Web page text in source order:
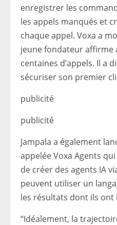
enregistrer les
les appels manqués et
chaque appel. Voxa a
jeune fondateur affirme
centaines d’appels. Il a
sécuriser son premier
publicité
publicité
Jampala a également
appelée Voxa Agents
de créer des agents IA
peuvent utiliser un
les résultats dont ils ont
“Idéalement, la